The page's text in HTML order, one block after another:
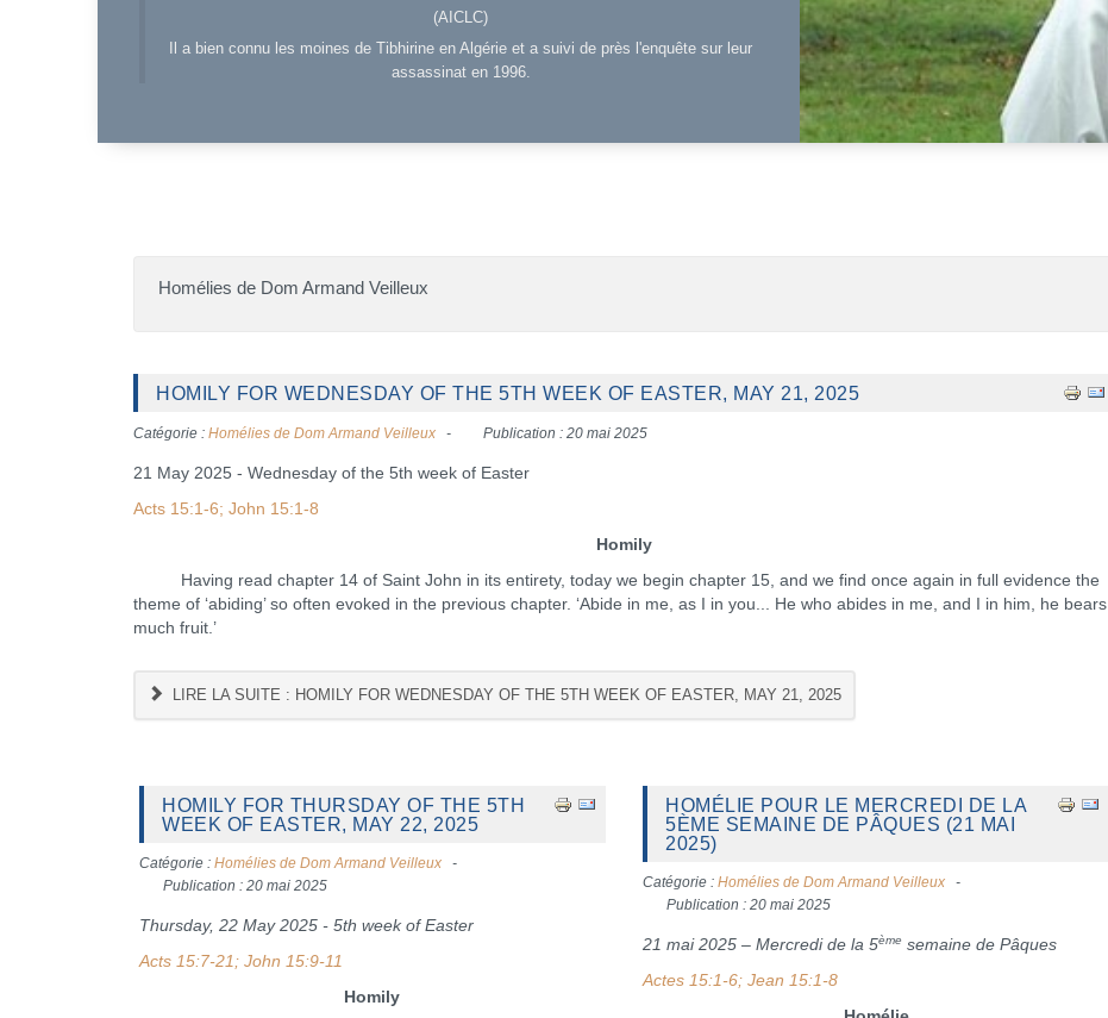
(AICLC)
Il a bien connu les moines de Tibhirine en Algérie et a suivi de près l'enquête sur leur
assassinat en 1996.
Homélies de Dom Armand Veilleux
HOMILY FOR WEDNESDAY OF THE 5TH WEEK OF EASTER, MAY 21, 2025
Catégorie : Homélies de Dom Armand Veilleux Publication : 20 mai 2025
21 May 2025 - Wednesday of the 5th week of Easter
Acts 15:1-6; John 15:1-8
Homily
Having read chapter 14 of Saint John in its entirety, today we begin chapter 15, and we find once again in full evidence the
theme of ‘abiding’ so often evoked in the previous chapter. ‘Abide in me, as I in you... He who abides in me, and I in him, he bears
much fruit.’
LIRE LA SUITE : HOMILY FOR WEDNESDAY OF THE 5TH WEEK OF EASTER, MAY 21, 2025
HOMILY FOR THURSDAY OF THE 5TH
WEEK OF EASTER, MAY 22, 2025
Catégorie : Homélies de Dom Armand Veilleux
Publication : 20 mai 2025
Thursday, 22 May 2025 - 5th week of Easter
Acts 15:7-21; John 15:9-11
Homily
HOMÉLIE POUR LE MERCREDI DE LA
5ÈME SEMAINE DE PÂQUES (21 MAI
2025)
Catégorie :Homélies de Dom Armand Veilleux
Publication : 20 mai 2025
21 mai 2025 – Mercredi de la 5ème semaine de Pâques
Actes 15:1-6; Jean 15:1-8